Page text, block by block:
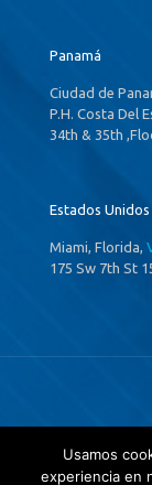
Panamá
Ciudad de
P.H. Costa Del
34th & 35th
Estados Unidos
Miami, Florida,
175 Sw 7th St
© 2020
Usamos
experiencia en